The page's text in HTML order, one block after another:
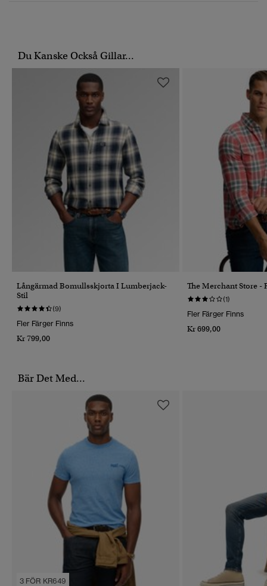
Du Kanske Också Gillar...
Långärmad Bomullsskjorta I Lumberjack-
Stil
(9)
Fler Färger Finns
Kr 799,00
The Merchant Store -
(1)
Fler Färger Finns
Kr 699,00
Bär Det Med...
3 FÖR KR649